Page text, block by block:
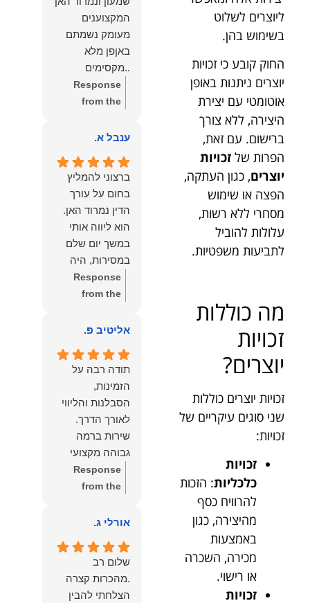
ליוצרים לשלוט
בשימוש בהן.
החוק קובע כי זכויות
יוצרים ניתנות באופן
אוטומטי עם יצירת
היצירה, ללא צורך
ברישום. עם זאת,
הפרות שלזכויות
יוצרים, כגון העתקה,
הפצה או שימוש
מסחרי ללא רשות,
עלולות להוביל
לתביעות משפטיות.
מה כוללות
זכויות
יוצרים?
זכויות יוצרים כוללות
שני סוגים עיקריים של
זכויות:
זכויות
כלכליות: הזכות
להרוויח כסף
מהיצירה, כגון
באמצעות
מכירה, השכרה
או רישוי.
זכויות
המקצוענים
מעומק נשמתם
באןפן מלא
..מקסימים
ונעימים אוזן
קשבת, ונונתנים
מלא ואמיתי..שפו
עליכם..אני
שמחה שאתם
איתי ותזכו לטוב
כפי
שאתם....תבורכו
ברכה והצלחה
וחיבוק ממני🙂😘
💓
Response
from the
רבה על המילים
והמרגשות.
שמחנו מאוד
לקרוא את
דברייך. אנו
מעריכים את
האמון שנתת בנו
ונמשיך לעמוד
לצידך וללוות
אותך במסירות.
הלב הרבה
הצלחה, ברכה
ובשורות טובות.
שמעון האן
משרד עורכי דין
ונוטריון
ענבל א.
ברצוני להמליץ
בחום על עורך
הדין נמרוד האן.
הוא ליווה אותי
במשך יום שלם
במסירות, היה
זמין לכל שאלה,
הכווין אותי בכל
תחושת ביטחון
התהליך.
המקצועיות,
הסבלנות,
היסודיות
והאכפתיות שלו
בלטו מהרגע
הראשון. הרגשתי
שיש לי על מי
לסמוך, ואני
הלב לכל מי
שמחפש עורך דין
מקצועי, אמין
ומסור.
Response
from the
הוא שלנו, נעמוד
ולשירותך בכל
עת גם בהמשך.
שמעון האן
משרד עורכי דין
ונוטריון
אליטיב פ.
תודה רבה על
הזמינות,
הסבלנות והליווי
שירות ברמה
גבוהה מקצועי
ואמין.
Response
from the
הוא שלנו.
אורלי ג.
שלום רב
.מהכרות קצרה
הצלחתי להבין